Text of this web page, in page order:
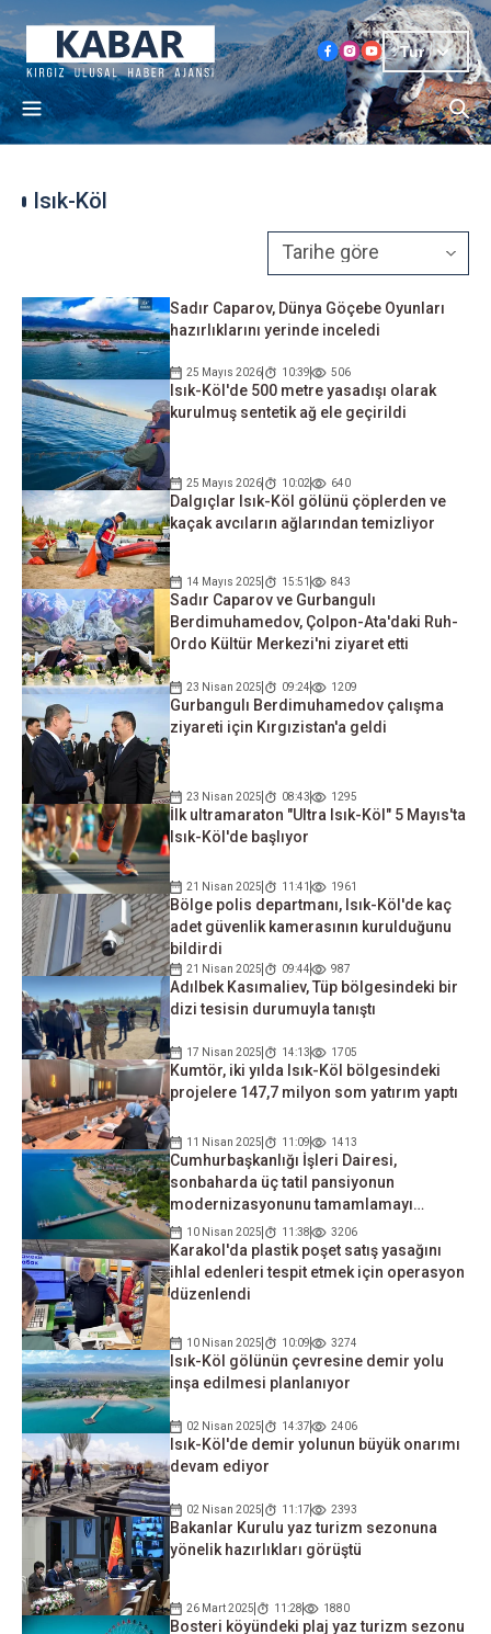
Tur
Isık-Köl
Sadır Caparov, Dünya Göçebe Oyunları
hazırlıklarını yerinde inceledi
25 Mayıs 2026 10:39 506
Isık-Köl'de 500 metre yasadışı olarak
kurulmuş sentetik ağ ele geçirildi
25 Mayıs 2026 10:02 640
Dalgıçlar Isık-Köl gölünü çöplerden ve
kaçak avcıların ağlarından temizliyor
14 Mayıs 2025 15:51 843
Sadır Caparov ve Gurbangulı
Berdimuhamedov, Çolpon-Ata'daki Ruh-
Ordo Kültür Merkezi'ni ziyaret etti
23 Nisan 2025 09:24 1209
Gurbangulı Berdimuhamedov çalışma
ziyareti için Kırgızistan'a geldi
23 Nisan 2025 08:43 1295
İlk ultramaraton "Ultra Isık-Köl" 5 Mayıs'ta
Isık-Köl'de başlıyor
21 Nisan 2025 11:41 1961
Bölge polis departmanı, Isık-Köl'de kaç
adet güvenlik kamerasının kurulduğunu
bildirdi
21 Nisan 2025 09:44 987
Adılbek Kasımaliev, Tüp bölgesindeki bir
dizi tesisin durumuyla tanıştı
17 Nisan 2025 14:13 1705
Kumtör, iki yılda Isık-Köl bölgesindeki
projelere 147,7 milyon som yatırım yaptı
11 Nisan 2025 11:09 1413
Cumhurbaşkanlığı İşleri Dairesi,
sonbaharda üç tatil pansiyonun
modernizasyonunu tamamlamayı
planlıyor
10 Nisan 2025 11:38 3206
Karakol'da plastik poşet satış yasağını
ihlal edenleri tespit etmek için operasyon
düzenlendi
10 Nisan 2025 10:09 3274
Isık-Köl gölünün çevresine demir yolu
inşa edilmesi planlanıyor
02 Nisan 2025 14:37 2406
Isık-Köl'de demir yolunun büyük onarımı
devam ediyor
02 Nisan 2025 11:17 2393
Bakanlar Kurulu yaz turizm sezonuna
yönelik hazırlıkları görüştü
26 Mart 2025 11:28 1880
Bosteri köyündeki plaj yaz turizm sezonu